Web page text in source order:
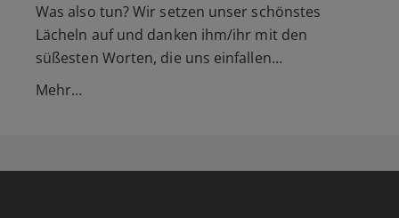
Was also tun? Wir setzen unser schönstes
Lächeln auf und danken ihm/ihr mit den
süßesten Worten, die uns einfallen…
Mehr…